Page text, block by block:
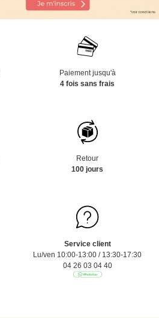
Paiement jusqu'à
4 fois sans frais
Retour
100 jours
Service client
Lu/ven 10:00-13:00 / 13:30-17:30
04 26 03 04 40